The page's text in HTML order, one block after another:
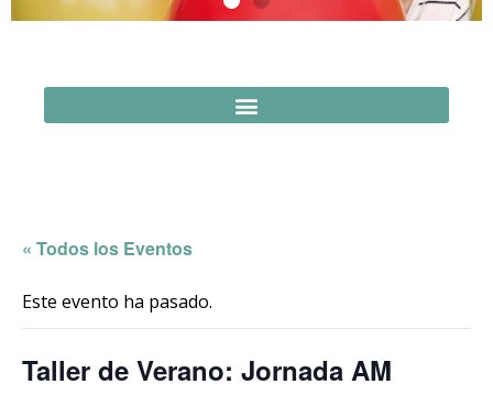
« Todos los Eventos
Este evento ha pasado.
Taller de Verano: Jornada AM